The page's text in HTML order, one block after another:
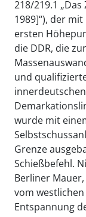
218/219.1
1989]“), der
ersten
die DDR, die
und
wurde mit
Grenze
Schießbefehl.
Berliner
vom
Entspannung